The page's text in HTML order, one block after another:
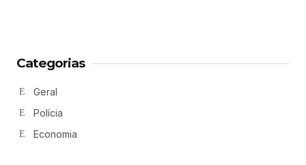
Categorias
Geral
Polícia
Economia